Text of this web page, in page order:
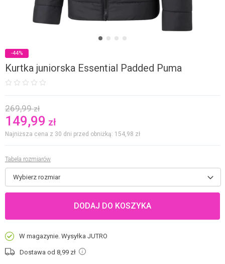
Kurtka juniorska Essential Padded Puma
269,99zł
149,99 zł
Najniższa cena z 30 dni przed obniżką: 154,98 zł
Tabela rozmiarów
Wybierz rozmiar
DODAJ DO KOSZYKA
W magazynie. Wysyłka JUTRO
Dostawa od 8,99 zł
-44%